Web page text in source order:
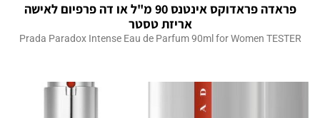
פראדה פראדוקס אינטנס 90 מ"ל או דה פרפיום לאישה
אריזת טסטר
Prada Paradox Intense Eau de Parfum 90ml for Women TESTER